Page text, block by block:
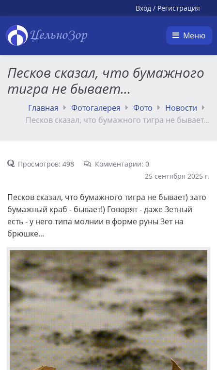
Вход / Регистрация
ЦельноЗор Меню
Песков сказал, что бумажного
тигра не бывает...
Главная Фотогалерея Фото
Новости
Песков сказал, что бумажного тигра не бывает...
Просмотров: 498
Комментарии: 0
25 сентября 2025 г.
Песков сказал, что бумажного тигра не бывает) зато
бумажный краб - бывает!) Говорят - даже Зетный
есть - у него типа молнии в форме руны Зет на
брюшке...